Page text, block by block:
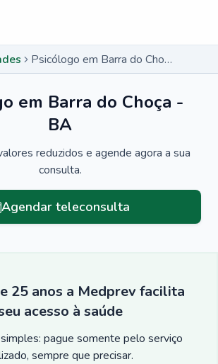
Psicólogo em Barra do Choça - BA
em Barra do Choça -
BA
reduzidos e agende agora a sua
consulta.
Agendar teleconsulta
25 anos a Medprev facilita
acesso à saúde
pague somente pelo serviço
sempre que precisar.